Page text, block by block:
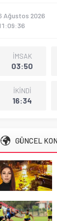
Ağustos 2026
İMSAK
03:50
İKİNDİ
16:34
GÜNCEL